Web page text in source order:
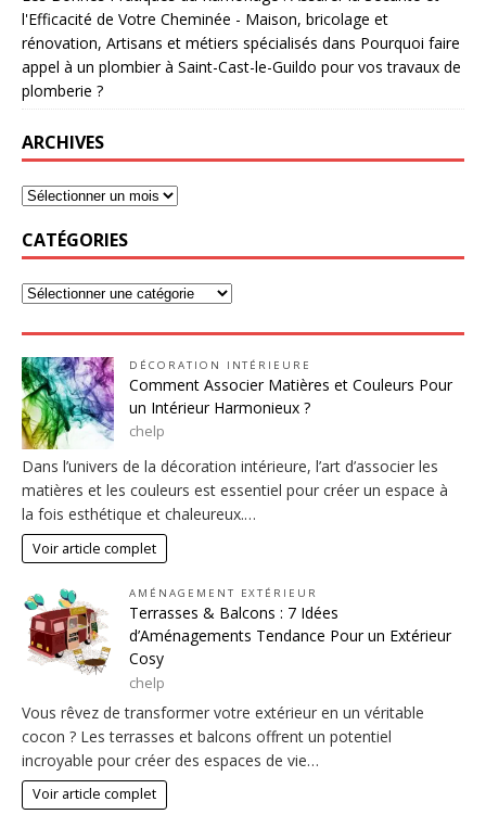
l'Efficacité de Votre Cheminée - Maison, bricolage et
rénovation, Artisans et métiers spécialisés dans Pourquoi faire
appel à un plombier à Saint-Cast-le-Guildo pour vos travaux de
plomberie ?
ARCHIVES
CATÉGORIES
DÉCORATION INTÉRIEURE
Comment Associer Matières et Couleurs Pour
un Intérieur Harmonieux ?
chelp
Dans l’univers de la décoration intérieure, l’art d’associer les
matières et les couleurs est essentiel pour créer un espace à
la fois esthétique et chaleureux.…
Voir article complet
AMÉNAGEMENT EXTÉRIEUR
Terrasses & Balcons : 7 Idées
d’Aménagements Tendance Pour un Extérieur
Cosy
chelp
Vous rêvez de transformer votre extérieur en un véritable
cocon ? Les terrasses et balcons offrent un potentiel
incroyable pour créer des espaces de vie…
Voir article complet